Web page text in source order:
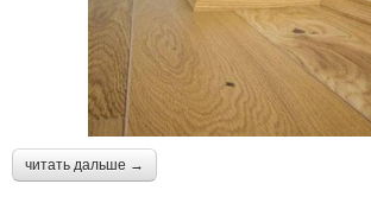
читать дальше →